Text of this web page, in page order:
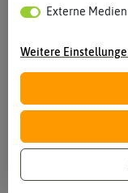
BIO
Externe Medien
Weitere